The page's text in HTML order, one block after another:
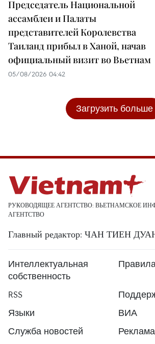
Председатель Национальной
ассамблеи и Палаты
представителей Королевства
Таиланд прибыл в Ханой, начав
официальный визит во Вьетнам
05/08/2026 04:42
Загрузить больше
РУКОВОДЯЩЕЕ АГЕНТСТВО: ВЬЕТНАМСКОЕ
АГЕНТСТВО
Главный редактор: ЧАН ТИЕН
Интеллектуальная
собственность
RSS
Языки
ВИА
Служба новостей
Реклама